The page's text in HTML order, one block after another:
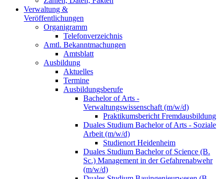
Verwaltung &
Veröffentlichungen
Organigramm
Telefonverzeichnis
Amtl. Bekanntmachungen
Amtsblatt
Ausbildung
Aktuelles
Termine
Ausbildungsberufe
Bachelor of Arts -
Verwaltungswissenschaft (m/w/d)
Praktikumsbericht Fremdausbildung
Duales Studium Bachelor of Arts - Soziale
Arbeit (m/w/d)
Studienort Heidenheim
Duales Studium Bachelor of Science (B.
Sc.) Management in der Gefahrenabwehr
(m/w/d)